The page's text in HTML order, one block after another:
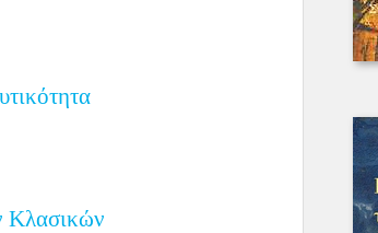
Κλασικών